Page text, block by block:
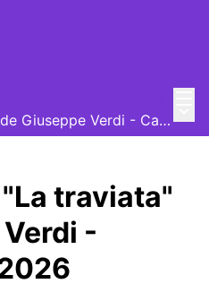
Verdi - Calidoscopi 2026
traviata"
-